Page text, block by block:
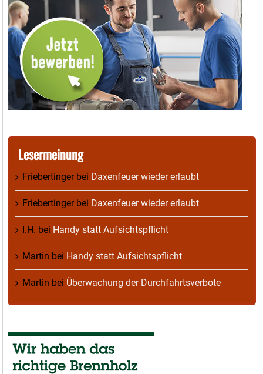
Lesermeinung
Friebertingerbei Daxenfeuer wieder erlaubt
Friebertingerbei Daxenfeuer wieder erlaubt
I.H. bei Handy statt Aufsichtspflicht
Martin bei Handy statt Aufsichtspflicht
Martin bei Überwachung der Durchfahrtsverbote